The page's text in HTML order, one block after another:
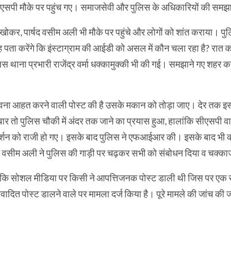
मौके पर पहुंच गए। समाजसेवी और पुलिस के अधिकारियों की
पार्षद वसीम अली भी मौके पर पहुंचे और लोगों को शांत कराया।
करेंगे कि इंस्टाग्राम की आईडी को असल में कौन चला रहा है? रात
थाना प्रभारी राजेंद्र वर्मा धक्कामुक्की भी की गई। समझाने गए
आहत करने वाली पोस्ट की है उसके मकान को तोड़ा जाए। देर तक
तो पुलिस चौकी में अंदर तक जाने का प्रयास हुआ, हालांकि सीएसपी
को राजी हो गए। इसके बाद पुलिस ने एफआईआर की। इसके बाद
वसीम अली ने पुलिस की गाड़ी पर चढ़कर सभी को संबोधन दिया व
सोशल मीडिया पर किसी ने आपत्तिजनक पोस्ट डाली थी जिस पर
पोस्ट डालने वाले पर मामला दर्ज किया है। पूरे मामले की जांच की